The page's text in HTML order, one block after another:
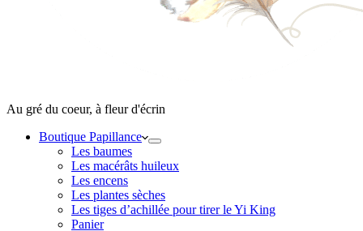
Au gré du coeur, à fleur d'écrin
Boutique Papillance
Les baumes
Les macérâts huileux
Les encens
Les plantes sèches
Les tiges d’achillée pour tirer le Yi King
Panier